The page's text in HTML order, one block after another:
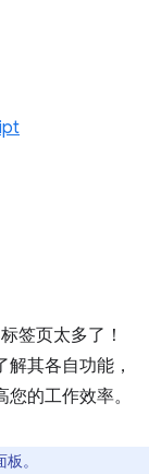
签页太多了！
其各自功能，
的工作效率。
。